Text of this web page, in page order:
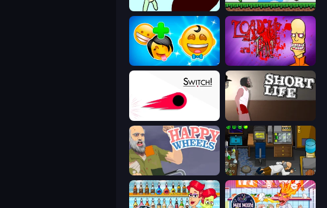
Doodieman Voodoo Super Oliver World
Smileys: Family Tree emoji Load Up and Kill
Switch! Short Life
Happy Wheels Foreign Creature